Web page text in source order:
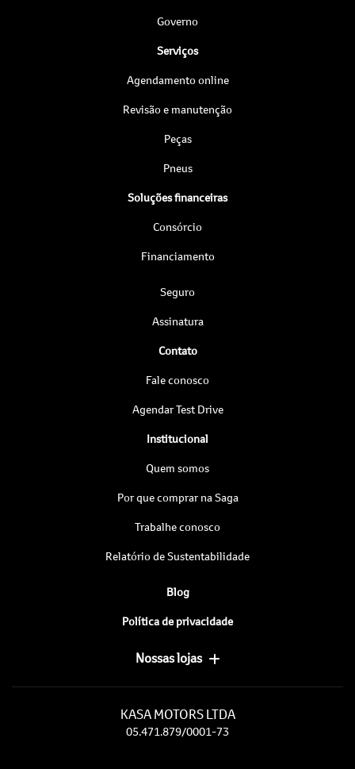
Governo
Serviços
Agendamento online
Revisão e manutenção
Peças
Pneus
Soluções financeiras
Consórcio
Financiamento
Seguro
Assinatura
Contato
Fale conosco
Agendar Test Drive
Institucional
Quem somos
Por que comprar na Saga
Trabalhe conosco
Relatório de Sustentabilidade
Blog
Política de privacidade
Nossas lojas
KASA MOTORS LTDA
05.471.879/0001-73